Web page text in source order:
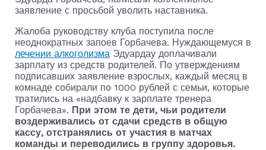
заявление с просьбой уволить наставника.
Жалоба руководству клуба поступила после
неоднократных запоев Горбачева. Нуждающемуся в
лечении алкоголизма Эдуардау доплачивали
зарплату из средств родителей. По утверждениям
подписавших заявление взрослых, каждый месяц в
комнаде собирали по 1000 рублей с семьи, которые
тратились на «надбавку к зарплате тренера
Горбачева». При этом те дети, чьи родители
воздерживались от сдачи средств в общую
кассу, отстранялись от участия в матчах
команды и переводились в группу здоровья.